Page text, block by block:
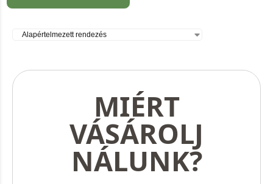
MIÉRT
VÁSÁROLJ
NÁLUNK?